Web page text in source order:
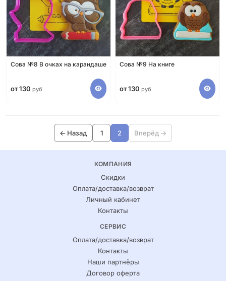
Сова №8 В очках на карандаше
от 130 руб
Сова №9 На книге
от 130 руб
← Назад 1 2 Вперёд →
КОМПАНИЯ
Скидки
Оплата/доставка/возврат
Личный кабинет
Контакты
СЕРВИС
Оплата/доставка/возврат
Контакты
Наши партнёры
Договор оферта